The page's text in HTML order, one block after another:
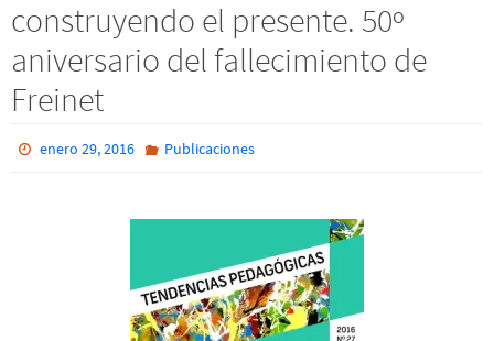
construyendo el presente. 50º
aniversario del fallecimiento de
Freinet
enero 29, 2016 Publicaciones